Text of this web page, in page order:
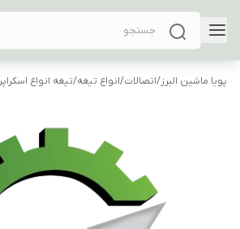
پویا ماشین البرز/اتصالات/انواع تیغه/تیغه انواع اسکراپر